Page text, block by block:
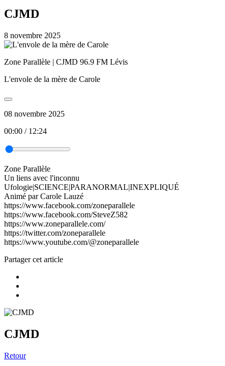
CJMD
8 novembre 2025
Zone Parallèle | CJMD 96.9 FM Lévis
L'envole de la mère de Carole
08 novembre 2025
00:00 / 12:24
Zone Parallèle
Un liens avec l'inconnu
Ufologie|SCIENCE|PARANORMAL|INEXPLIQUÉ
Animé par Carole Lauzé
https://www.facebook.com/zoneparallele
https://www.facebook.com/SteveZ582
https://www.zoneparallele.com/
https://twitter.com/zoneparallele
https://www.youtube.com/@zoneparallele
Partager cet article
CJMD
Retour